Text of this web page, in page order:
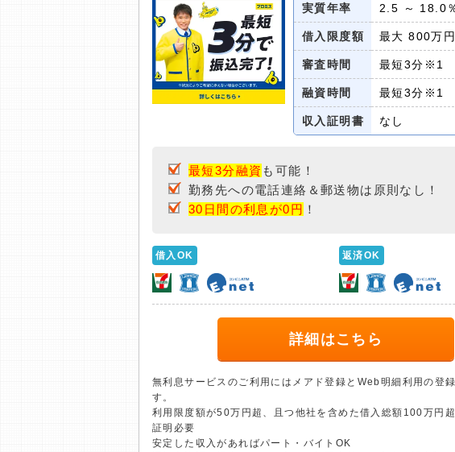
実質年率 2.5 ～ 18.0
借入限度額 最大 800万円
審査時間 最短3分※1
融資時間 最短3分※1
収入証明書 なし
最短3分融資 も可能！
勤務先への電話連絡＆郵送物は原則なし！
30日間の利息が0円 ！
借入OK 返済OK
詳細はこちら
無利息サービスのご利用にはメアド登録とWeb明細利用の登
す。
利用限度額が50万円超、且つ他社を含めた借入総額100万円
証明必要
安定した収入があればパート・バイトOK